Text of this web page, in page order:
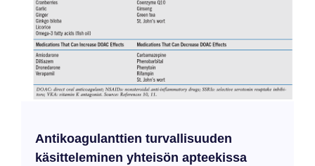
Antikoagulanttien turvallisuuden
käsitteleminen yhteisön apteekissa